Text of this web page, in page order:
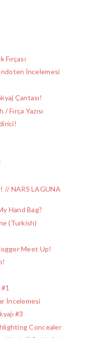
İncelemesi
Çantası!
Fırça Yazısı
// NARS LAGUNA
Hand Bag?
(Turkish)
Meet Up!
İncelemesi
#3
Concealer